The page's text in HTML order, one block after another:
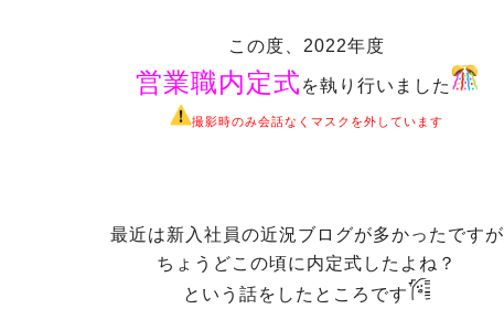
この度、2022年度
営業職内定式 を執り行いました
撮影時のみ会話なくマスクを外しています
最近は新入社員の近況ブログが多かったですが
ちょうどこの頃に内定式したよね？
という話をしたところです